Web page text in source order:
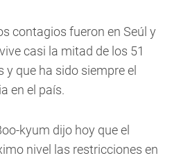
contagios fueron en Seúl y
casi la mitad de los 51
que ha sido siempre el
en el país.
kyum dijo hoy que el
nivel las restricciones en